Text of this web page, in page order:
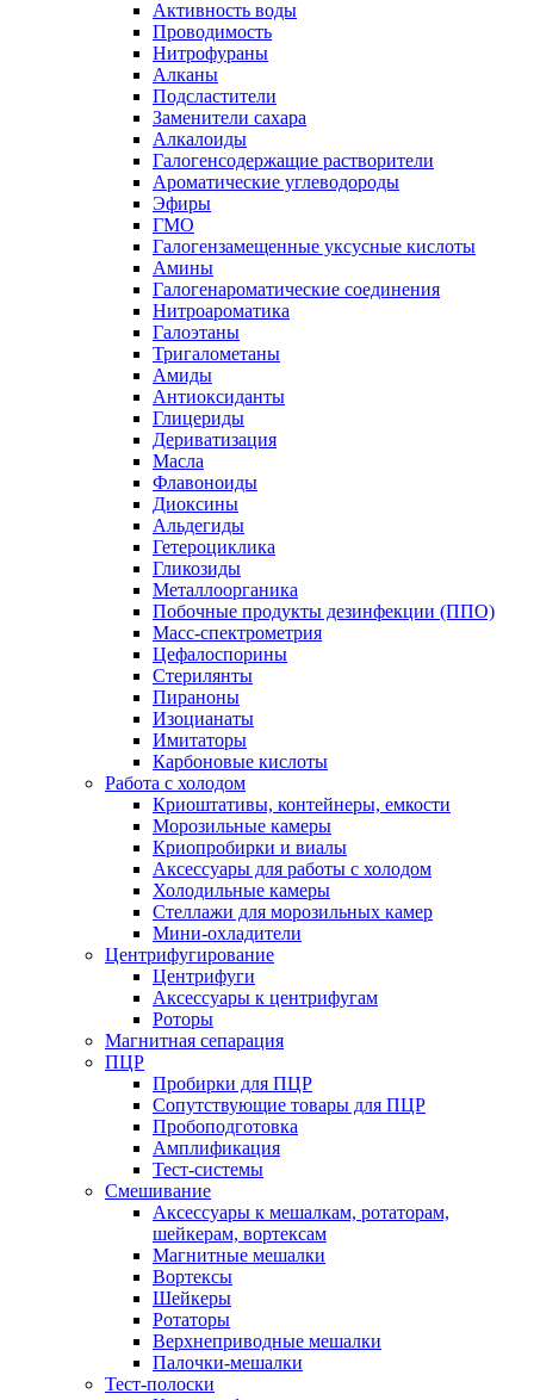
Активность воды
Проводимость
Нитрофураны
Алканы
Подсластители
Заменители сахара
Алкалоиды
Галогенсодержащие растворители
Ароматические углеводороды
Эфиры
ГМО
Галогензамещенные уксусные кислоты
Амины
Галогенароматические соединения
Нитроароматика
Галоэтаны
Тригалометаны
Амиды
Антиоксиданты
Глицериды
Дериватизация
Масла
Флавоноиды
Диоксины
Альдегиды
Гетероциклика
Гликозиды
Металлоорганика
Побочные продукты дезинфекции (ППО)
Масс-спектрометрия
Цефалоспорины
Стерилянты
Пираноны
Изоцианаты
Имитаторы
Карбоновые кислоты
Работа с холодом
Криоштативы, контейнеры, емкости
Морозильные камеры
Криопробирки и виалы
Аксессуары для работы с холодом
Холодильные камеры
Стеллажи для морозильных камер
Мини-охладители
Центрифугирование
Центрифуги
Аксессуары к центрифугам
Роторы
Магнитная сепарация
ПЦР
Пробирки для ПЦР
Сопутствующие товары для ПЦР
Пробоподготовка
Амплификация
Тест-системы
Смешивание
Аксессуары к мешалкам, ротаторам,
шейкерам, вортексам
Магнитные мешалки
Вортексы
Шейкеры
Ротаторы
Верхнеприводные мешалки
Палочки-мешалки
Тест-полоски